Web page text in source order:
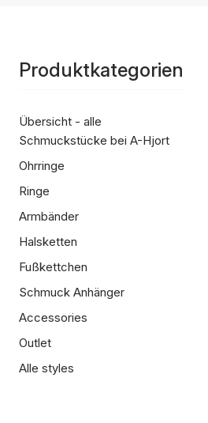
Produktkategorien
Übersicht - alle
Schmuckstücke bei A-Hjort
Ohrringe
Ringe
Armbänder
Halsketten
Fußkettchen
Schmuck Anhänger
Accessories
Outlet
Alle styles